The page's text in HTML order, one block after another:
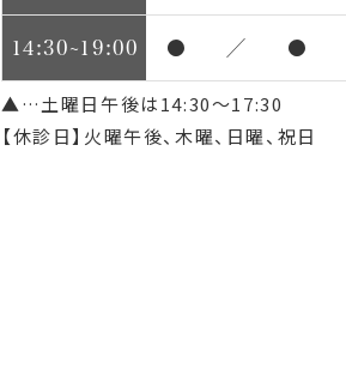
14:30~19:00 ● ／ ●
▲…土曜日午後は14:30～17:30
【休診日】火曜午後、木曜、日曜、祝日